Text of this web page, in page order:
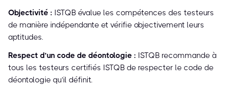
Objectivité : ISTQB évalue les compétences des testeurs
de manière indépendante et vérifie objectivement leurs
aptitudes.
Respect d’un code de déontologie : ISTQB recommande à
tous les testeurs certifiés ISTQB de respecter le code de
déontologie qu’il définit.